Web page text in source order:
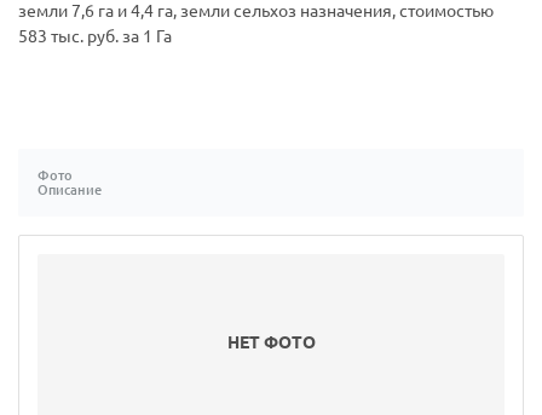
земли 7,6 га и 4,4 га, земли сельхоз назначения, стоимостью
583 тыс. руб. за 1 Га
Фото
Описание
НЕТ ФОТО